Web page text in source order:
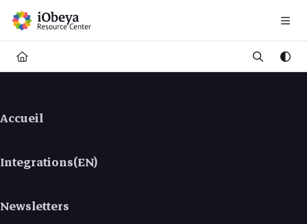
Documentation Index
Accueil
Integrations(EN)
Newsletters